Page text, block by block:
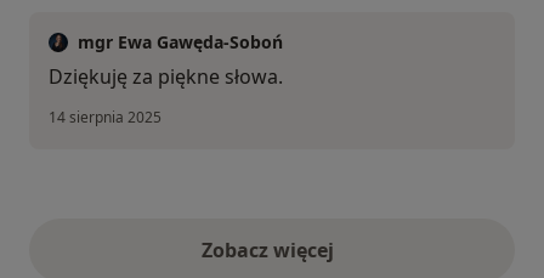
mgr Ewa Gawęda-Soboń
Dziękuję za piękne słowa.
14 sierpnia 2025
Zobacz więcejopinie powyżej